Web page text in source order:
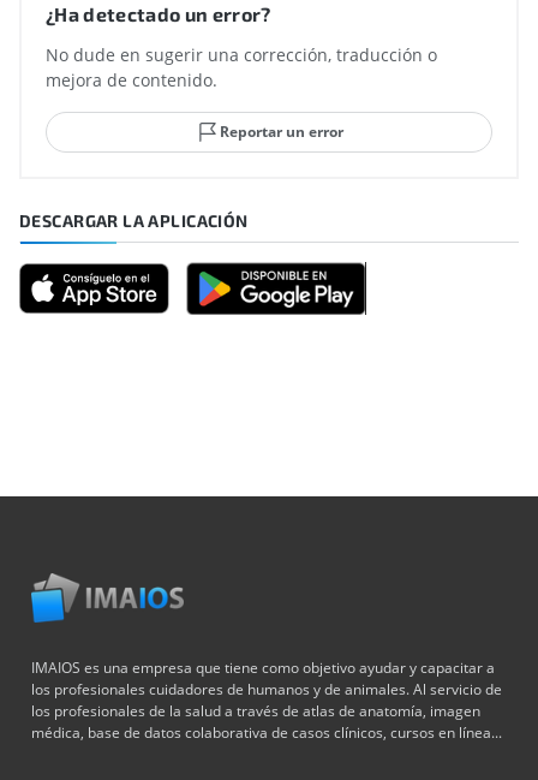
¿Ha detectado un error?
No dude en sugerir una corrección, traducción o
mejora de contenido.
Reportar un error
DESCARGAR LA APLICACIÓN
IMAIOS es una empresa que tiene como objetivo ayudar y capacitar a
los profesionales cuidadores de humanos y de animales. Al servicio de
los profesionales de la salud a través de atlas de anatomía, imagen
médica, base de datos colaborativa de casos clínicos, cursos en línea...